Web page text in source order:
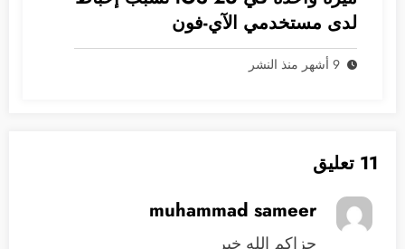
لدى مستخدمي الآي-فون
9 أشهر منذ النشر
11 تعليق
muhammad sameer
جزاكم الله خير